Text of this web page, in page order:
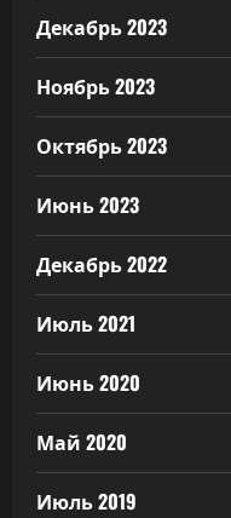
Декабрь 2023
Ноябрь 2023
Октябрь 2023
Июнь 2023
Декабрь 2022
Июль 2021
Июнь 2020
Май 2020
Июль 2019